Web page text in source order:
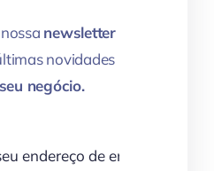
newsletter
novidades
negócio.